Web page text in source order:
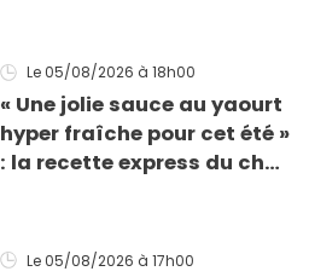
Le 05/08/2026 à 18h00
« Une jolie sauce au yaourt
hyper fraîche pour cet été »
: la recette express du chef
grillades
Le 05/08/2026 à 17h00